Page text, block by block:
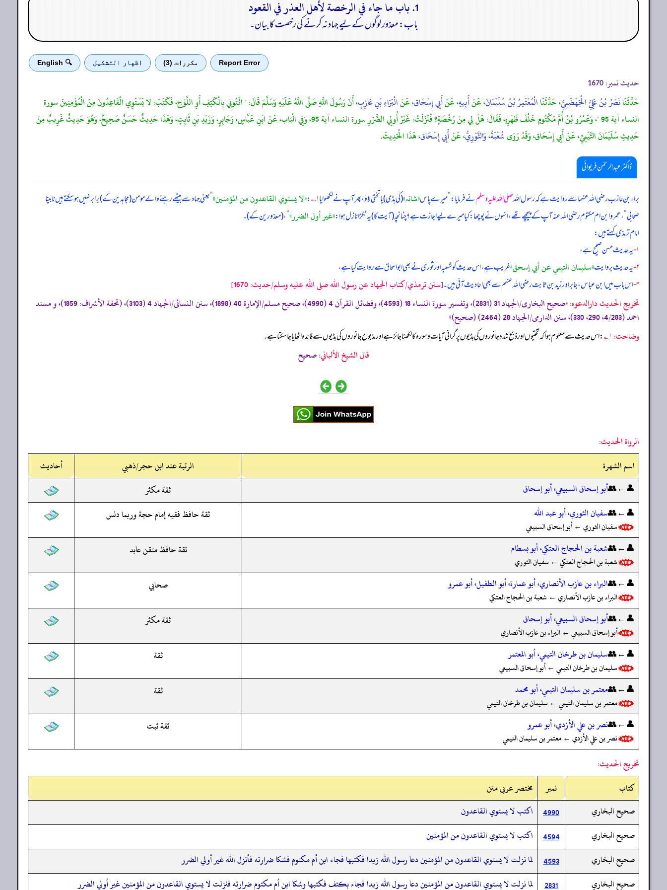
1. باب ما جاء في الرخصة لأهل العذر في القعود
باب: معذور لوگوں کے لیے جہاد نہ کرنے کی رخصت کا بیان۔
Report Error مكررات (3) اظهار التشكيل 🔍 English
حدیث نمبر: 1670
حَدَّثَنَانَصْرُ بْنُ عَلِيٍّ الْجَهْضَمِيُّ، حَدَّثَنَاالْمُعْتَمِرُ بْنُ سُلَيْمَانَ، عَنْأَبِيهِ، عَنْأَبِي إِسْحَاق، عَنْالْبَرَاءِ بْنِ عَازِبٍ، أَنّ رَسُولَ اللَّهِ صَلَّى اللَّهُ عَلَيْهِ وَسَلَّمَ قَالَ: " ائْتُونِي بِالْكَتِفِ أَوِ اللَّوْحِ، فَكَتَبَ: لا يَسْتَوِي الْقَاعِدُونَ مِنَ الْمُؤْمِنِينَ سورة
النساء آية 95 "، وَعَمْرُو بْنُ أُمِّ مَكْتُومٍ خَلْفَ ظَهْرِهِ، فَقَالَ: هَلْ لِي مِنْ رُخْصَةٍ؟ فَنَزَلَتْ: غَيْرُ أُولِي الضَّرَرِ سورة النساء آية 95، وَفِي الْبَاب، عَنْ ابْنِ عَبَّاسٍ، وَجَابِرٍ، وَزَيْدِ بْنِ ثَابِتٍ، وَهَذَا حَدِيثٌ حَسَنٌ صَحِيحٌ، وَهُوَ حَدِيثٌ غَرِيبٌ مِنْ
حَدِيثِ سُلَيْمَانَ التَّيْمِيِّ، عَنْ أَبِي إِسْحَاق، وَقَدْ رَوَىشُعْبَةُ،وَالثَّوْرِيُّ، عَنْأَبِي إِسْحَاق، هَذَا الْحَدِيثَ.
ڈاکٹر عبدالرحمٰن فریوائی
براء بن عازب رضی الله عنہما سے روایت ہے کہرسول اللہصلی اللہ علیہ وسلمنے فرمایا:”میرے پاس«شانہ»(کی ہڈی) یا تختی لاؤ، پھر آپ نے لکھوایا۱؎ :«لا يستوي القاعدون من المؤمنين»”یعنی جہاد سے بیٹھے رہنے والے مومن (مجاہدین کے) برابر نہیں ہو سکتے ہیں نابینا
صحابی“، عمرو ابن ام مکتوم رضی الله عنہ آپ کے پیچھے تھے، انہوں نے پوچھا: کیا میرے لیے اجازت ہے؟ چنانچہ (آیت کا) یہ ٹکڑا نازل ہوا:«غير أول الضرر»“، (معذورین کے)۔
امام ترمذی کہتے ہیں:
۱- یہ حدیث حسن صحیح ہے،
۲- یہ حدیث بروایت«سليمان التيمي عن أبي إسحق»غریب ہے، اس حدیث کو شعبہ اور ثوری نے بھی ابواسحاق سے روایت کیا ہے،
۳- اس باب میں ابن عباس، جابر اور زید بن ثابت رضی الله عنہم سے بھی احادیث آئی ہیں۔[سنن ترمذي/كتاب الجهاد عن رسول الله صلى الله عليه وسلم/حدیث: 1670]
تخریج الحدیث دارالدعوہ:
«صحیح البخاری/الجہاد 31 (2831)، وتفسیر سورة النساء 18 (4593)، وفضائل القرآن 4 (4990)، صحیح مسلم/الإمارة 40 (1898)، سنن النسائی/الجہاد 4 (3103)، (تحفة الأشراف: 1859)، و مسند
احمد (4/283، 290، 330)، سنن الدارمی/الجہاد 28 (2464) (صحیح)»
وضاحت: ۱؎ : اس حدیث سے معلوم ہوا کہ تختیوں اور ذبح شدہ جانوروں کی ہڈیوں پر گرانی آیات و سورہ کا لکھنا جائز ہے اور مذبوح جانوروں کی ہڈیوں سے فائدہ اٹھایا جا سکتا ہے۔
قال الشيخ الألباني:صحيح
الرواة الحديث:
اسم الشهرة
الرتبة عند ابن حجر/ذهبي
أحاديث
👤←👥أبو إسحاق السبيعي، أبو إسحاق
ثقة مكثر
👤←👥سفيان الثوري، أبو عبد الله
سفيان الثوري ← أبو إسحاق السبيعي
ثقة حافظ فقيه إمام حجة وربما دلس
👤←👥شعبة بن الحجاج العتكي، أبو بسطام
شعبة بن الحجاج العتكي ← سفيان الثوري
ثقة حافظ متقن عابد
👤←👥البراء بن عازب الأنصاري، أبو عمارة، أبو الطفيل، أبو عمرو
البراء بن عازب الأنصاري ← شعبة بن الحجاج العتكي
صحابي
👤←👥أبو إسحاق السبيعي، أبو إسحاق
أبو إسحاق السبيعي ← البراء بن عازب الأنصاري
ثقة مكثر
👤←👥سليمان بن طرخان التيمي، أبو المعتمر
سليمان بن طرخان التيمي ← أبو إسحاق السبيعي
ثقة
👤←👥معتمر بن سليمان التيمي، أبو محمد
معتمر بن سليمان التيمي ← سليمان بن طرخان التيمي
ثقة
👤←👥نصر بن علي الأزدي، أبو عمرو
نصر بن علي الأزدي ← معتمر بن سليمان التيمي
ثقة ثبت
تخريج الحديث:
کتاب
نمبر
مختصر عربی متن
صحيح البخاري
4990
اكتب لا يستوي القاعدون
صحيح البخاري
4594
اكتب لا يستوي القاعدون من المؤمنين
صحيح البخاري
4593
لما نزلت لا يستوي القاعدون من المؤمنين دعا رسول الله زيدا فكتبها فجاء ابن أم مكتوم فشكا ضرارته فأنزل الله غير أولي الضرر
صحيح البخاري
2831
لما نزلت لا يستوي القاعدون من المؤمنين دعا رسول الله زيدا فجاء بكتف فكتبها وشكا ابن أم مكتوم ضرارته فنزلت لا يستوي القاعدون من المؤمنين غير أولي الضرر